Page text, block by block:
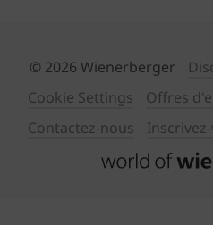
© 2026 Wienerberger
Cookie Settings
Offres
Contactez-nous